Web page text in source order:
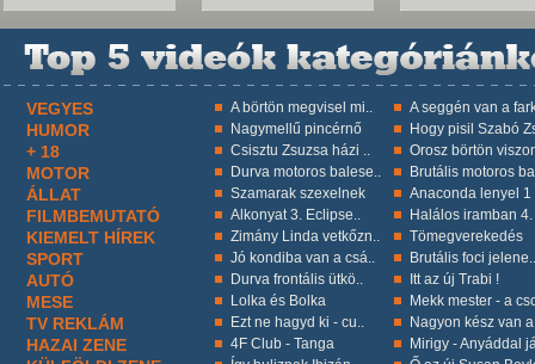
VEGYES A börtön megvisel mi.. A seggén van a
HUMOR Nagymellű pincérnő Hogy pisil Szabó
+ 18 Csisztu Zsuzsa házi .. Orosz börtön
MOTOR Durva motoros balese.. Brutális motoros
ÁLLAT Szamarak szexelnek Anaconda lenyel 1
FILMBEMUTATÓ Alkonyat 3. Eclipse.. Halálos iramban 4.
KIEMELT HÍREK Zimány Linda vetkőzn.. Tömegverekedés
SPORT Jó kondiba van a csá.. Brutális foci jelene..
AUTÓ Durva frontális ütkö.. Itt az új Trabi !
MESE Lolka és Bolka Mekk mester - a
TV REKLÁM Ezt ne hagyd ki - cu.. Nagyon kész van
HAZAI ZENE 4F Club - Tanga Mirigy - Anyáddal